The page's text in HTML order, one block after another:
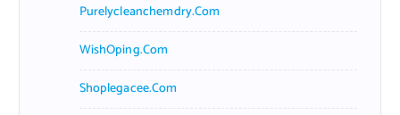
Purelycleanchemdry.com
WishOping.com
Shoplegacee.com